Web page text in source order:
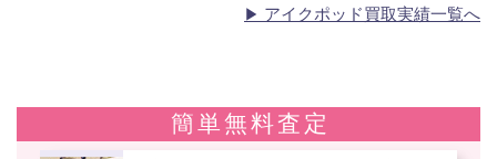
アイクポッド買取実績一覧へ
簡単無料査定